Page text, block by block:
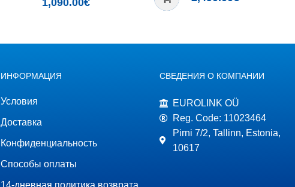
1,090.00€
ИНФОРМАЦИЯ
Условия
Доставка
Конфиденциальность
Способы оплаты
СВЕДЕНИЯ О КОМПАНИИ
EUROLINK OÜ
Reg. Code: 11023464
Pirni 7/2, Tallinn, Estonia,
10617